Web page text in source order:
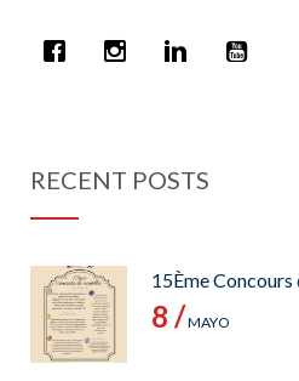
RECENT POSTS
15Ème
8 /MAYO